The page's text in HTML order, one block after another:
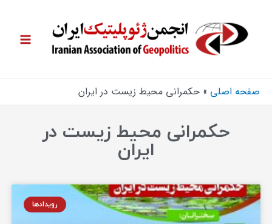
صفحه اصلی حکمرانی محیط زیست در ایران
حکمرانی محیط زیست در
ایران
رویدادها